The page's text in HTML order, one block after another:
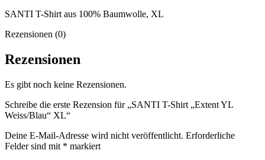
SANTI T-Shirt aus 100% Baumwolle, XL
Rezensionen (0)
Rezensionen
Es gibt noch keine Rezensionen.
Schreibe die erste Rezension für „SANTI T-Shirt „Extent YL
Weiss/Blau“ XL“
Deine E-Mail-Adresse wird nicht veröffentlicht. Erforderliche
Felder sind mit * markiert